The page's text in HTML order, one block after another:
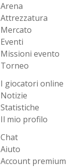
Arena
Attrezzatura
Mercato
Eventi
Missioni evento
Torneo
I giocatori online
Notizie
Statistiche
Il mio profilo
Chat
Aiuto
Account premium